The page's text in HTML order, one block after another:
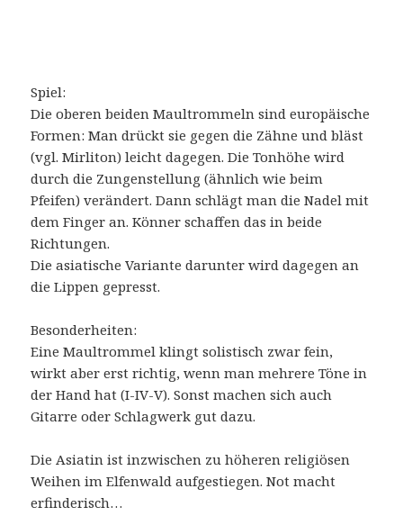
Spiel:
Die oberen beiden Maultrommeln sind europäische
Formen: Man drückt sie gegen die Zähne und bläst
(vgl. Mirliton) leicht dagegen. Die Tonhöhe wird
durch die Zungenstellung (ähnlich wie beim
Pfeifen) verändert. Dann schlägt man die Nadel mit
dem Finger an. Könner schaffen das in beide
Richtungen.
Die asiatische Variante darunter wird dagegen an
die Lippen gepresst.
Besonderheiten:
Eine Maultrommel klingt solistisch zwar fein,
wirkt aber erst richtig, wenn man mehrere Töne in
der Hand hat (I-IV-V). Sonst machen sich auch
Gitarre oder Schlagwerk gut dazu.
Die Asiatin ist inzwischen zu höheren religiösen
Weihen im Elfenwald aufgestiegen. Not macht
erfinderisch…